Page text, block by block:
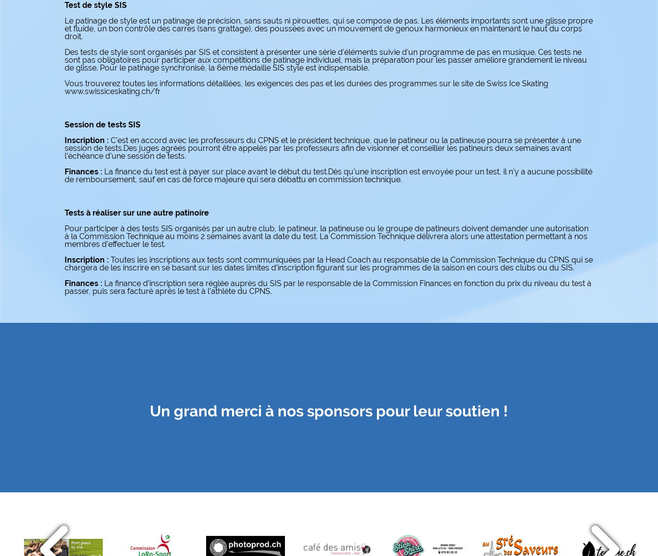
Test de style SIS
Le patinage de style est un patinage de précision, sans sauts ni pirouettes, qui se compose de pas. Les éléments importants sont une glisse propre
et fluide, un bon contrôle des carres (sans grattage), des poussées avec un mouvement de genoux harmonieux en maintenant le haut du corps
droit.
Des tests de style sont organisés par SIS et consistent à présenter une série d’éléments suivie d’un programme de pas en musique. Ces tests ne
sont pas obligatoires pour participer aux compétitions de patinage individuel, mais la préparation pour les passer améliore grandement le niveau
de glisse. Pour le patinage synchronisé, la 6ème médaille SIS style est indispensable.
Vous trouverez toutes les informations détaillées, les exigences des pas et les durées des programmes sur le site de Swiss Ice Skating
www.swissiceskating.ch/fr
Session de tests SIS
Inscription : C’est en accord avec les professeurs du CPNS et le président technique, que le patineur ou la patineuse pourra se présenter à une
session de tests.Des juges agréés pourront être appelés par les professeurs afin de visionner et conseiller les patineurs deux semaines avant
l’échéance d’une session de tests.
Finances : La finance du test est à payer sur place avant le début du test.Dès qu’une inscription est envoyée pour un test, il n’y a aucune possibilité
de remboursement, sauf en cas de force majeure qui sera débattu en commission technique.
Tests à réaliser sur une autre patinoire
Pour participer à des tests SIS organisés par un autre club, le patineur, la patineuse ou le groupe de patineurs doivent demander une autorisation
à la Commission Technique au moins 2 semaines avant la date du test. La Commission Technique délivrera alors une attestation permettant à nos
membres d’effectuer le test.
Inscription : Toutes les inscriptions aux tests sont communiquées par la Head Coach au responsable de la Commission Technique du CPNS qui se
chargera de les inscrire en se basant sur les dates limites d’inscription figurant sur les programmes de la saison en cours des clubs ou du SIS.
Finances : La finance d’inscription sera réglée auprès du SIS par le responsable de la Commission Finances en fonction du prix du niveau du test à
passer, puis sera facturé après le test à l’athlète du CPNS.
Un grand merci à nos sponsors pour leur soutien !